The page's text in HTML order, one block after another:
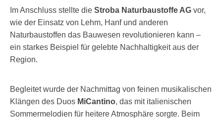
Im Anschluss stellte die Stroba Naturbaustoffe AG vor,
wie der Einsatz von Lehm, Hanf und anderen
Naturbaustoffen das Bauwesen revolutionieren kann –
ein starkes Beispiel für gelebte Nachhaltigkeit aus der
Region.
Begleitet wurde der Nachmittag von feinen musikalischen
Klängen des Duos MiCantino, das mit italienischen
Sommermelodien für heitere Atmosphäre sorgte. Beim